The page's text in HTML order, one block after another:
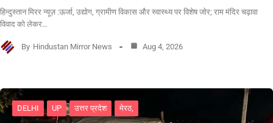
हिन्दुस्तान मिरर न्यूज़ :ऊर्जा, उद्योग, ग्रामीण विकास और स्वास्थ्य पर विशेष जोर; राम मंदिर चढ़ावा
विवाद को लेकर…
By Hindustan Mirror News Aug 4, 2026
DELHI UP उत्तर प्रदेश मेरठ,